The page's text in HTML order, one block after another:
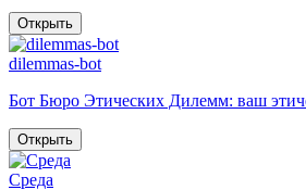
Открыть
dilemmas-bot
Бот Бюро Этических Дилемм: ваш
Открыть
Среда